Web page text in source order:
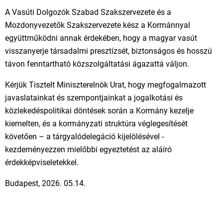
A Vasúti Dolgozók Szabad Szakszervezete és a
Mozdonyvezetők Szakszervezete kész a Kormánnyal
együttműködni annak érdekében, hogy a magyar vasút
visszanyerje társadalmi presztízsét, biztonságos és hosszú
távon fenntartható közszolgáltatási ágazattá váljon.
Kérjük Tisztelt Miniszterelnök Urat, hogy megfogalmazott
javaslatainkat és szempontjainkat a jogalkotási és
közlekedéspolitikai döntések során a Kormány kezelje
kiemelten, és a kormányzati struktúra véglegesítését
követően – a tárgyalódelegáció kijelölésével -
kezdeményezzen mielőbbi egyeztetést az aláíró
érdekképviseletekkel.
Budapest, 2026. 05.14.